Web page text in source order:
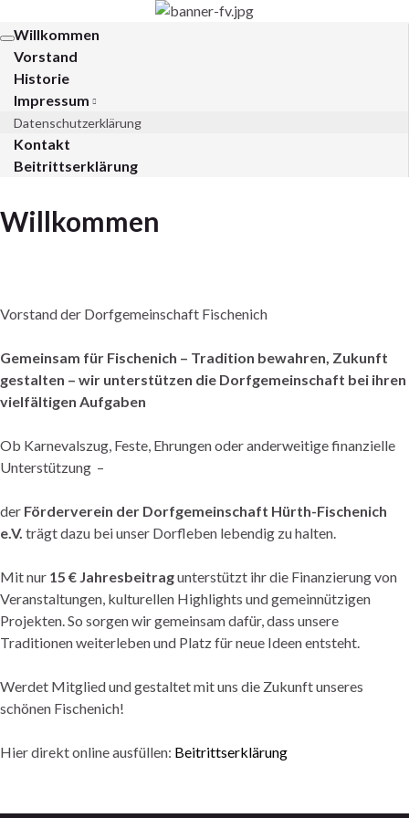
Navigation
umschalten
Willkommen
Vorstand
Historie
Impressum
Datenschutzerklärung
Kontakt
Beitrittserklärung
Willkommen
Vorstand der Dorfgemeinschaft Fischenich
Gemeinsam für Fischenich – Tradition bewahren, Zukunft
gestalten – wir unterstützen die Dorfgemeinschaft bei ihren
vielfältigen Aufgaben
Ob Karnevalszug, Feste, Ehrungen oder anderweitige finanzielle
Unterstützung –
der Förderverein der Dorfgemeinschaft Hürth-Fischenich
e.V. trägt dazu bei unser Dorfleben lebendig zu halten.
Mit nur 15 € Jahresbeitragunterstützt ihr die Finanzierung von
Veranstaltungen, kulturellen Highlights und gemeinnützigen
Projekten. So sorgen wir gemeinsam dafür, dass unsere
Traditionen weiterleben und Platz für neue Ideen entsteht.
Werdet Mitglied und gestaltet mit uns die Zukunft unseres
schönen Fischenich!
Hier direkt online ausfüllen: Beitrittserklärung